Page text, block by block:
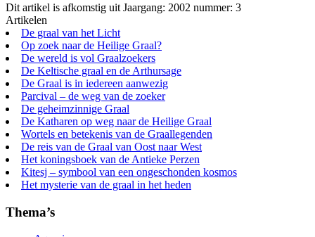
Dit artikel is afkomstig uit Jaargang: 2002 nummer: 3
Artikelen
De graal van het Licht
Op zoek naar de Heilige Graal?
De wereld is vol Graalzoekers
De Keltische graal en de Arthursage
De Graal is in iedereen aanwezig
Parcival – de weg van de zoeker
De geheimzinnige Graal
De Katharen op weg naar de Heilige Graal
Wortels en betekenis van de Graallegenden
De reis van de Graal van Oost naar West
Het koningsboek van de Antieke Perzen
Kitesj – symbool van een ongeschonden kosmos
Het mysterie van de graal in het heden
Thema’s